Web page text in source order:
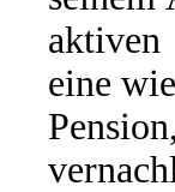
eine